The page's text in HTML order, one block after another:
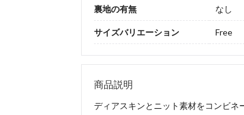
裏地の有無 なし
サイズバリエーション Free
商品説明
ディアスキンとニット素材をコンビ